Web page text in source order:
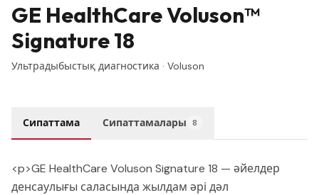
GE HealthCare Voluson™
Signature 18
Ультрадыбыстық диагностика · Voluson
Сипаттама Сипаттамалары 8
<p>GE HealthCare Voluson Signature 18 — әйелдер
денсаулығы саласында жылдам әрі дәл